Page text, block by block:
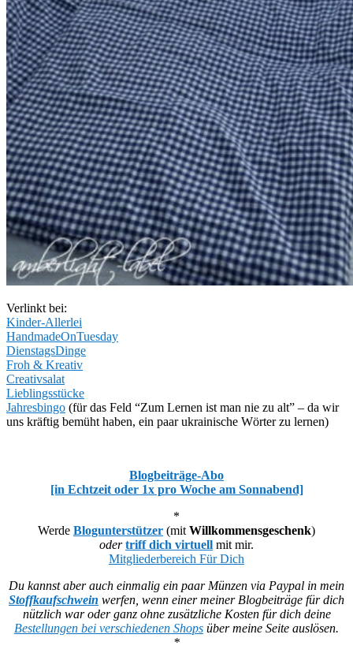
Verlinkt bei:
Kinder-Allerlei
HandmadeOnTuesday
DienstagsDinge
Froh & Kreativ
Creativsalat
Lieblingsstücke
Jahresbingo (für das Feld “Zum Lernen ist man nie zu alt” – da wir
uns kräftig bemüht haben, ein paar ukrainische Wörter zu lernen)
Blogbeiträge-Abo
[in Echtzeit oder 1x pro Woche am Sonnabend]
*
Werde Blogunterstützer (mit Willkommensgeschenk)
oder triff dich virtuell mit mir.
Mitgliederbereich Für Dich
Du kannst aber auch einmalig ein paar Münzen via Paypal in mein
Stoffkaufschwein werfen, wenn einer meiner Blogbeiträge für dich
nützlich war oder ganz ohne zusätzliche Kosten für dich deine
Bestellungen bei verschiedenen Shops über meine Seite auslösen.
*